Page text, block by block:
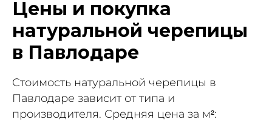
Цены и покупка
натуральной черепицы
в Павлодаре
Стоимость натуральной черепицы в
Павлодаре зависит от типа и
производителя. Средняя цена за м²: